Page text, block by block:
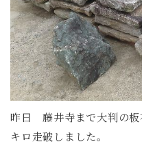
昨日 藤井寺まで大判の板
キロ走破しました。